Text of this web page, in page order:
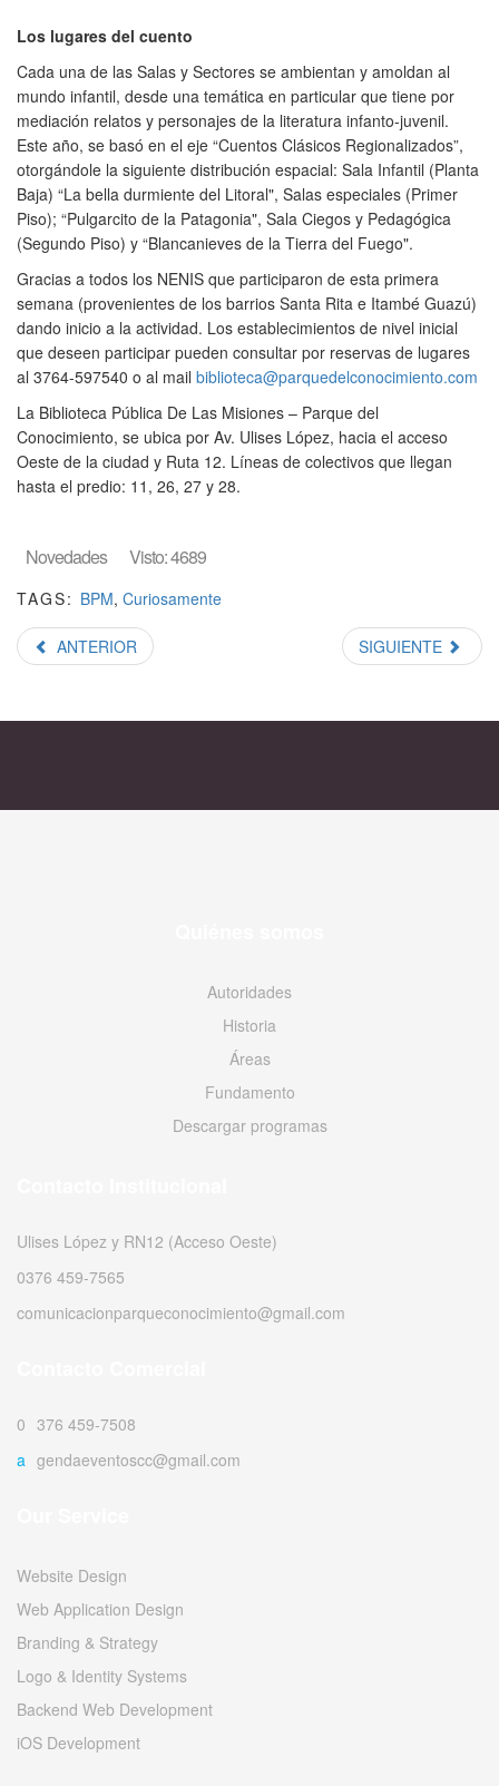
Los lugares del cuento
Cada una de las Salas y Sectores se ambientan y amoldan al
mundo infantil, desde una temática en particular que tiene por
mediación relatos y personajes de la literatura infanto-juvenil.
Este año, se basó en el eje “Cuentos Clásicos Regionalizados”,
otorgándole la siguiente distribución espacial: Sala Infantil (Planta
Baja) “La bella durmiente del Litoral", Salas especiales (Primer
Piso); “Pulgarcito de la Patagonia", Sala Ciegos y Pedagógica
(Segundo Piso) y “Blancanieves de la Tierra del Fuego".
Gracias a todos los NENIS que participaron de esta primera
semana (provenientes de los barrios Santa Rita e Itambé Guazú)
dando inicio a la actividad. Los establecimientos de nivel inicial
que deseen participar pueden consultar por reservas de lugares
al 3764-597540 o al mail biblioteca@parquedelconocimiento.com
La Biblioteca Pública De Las Misiones – Parque del
Conocimiento, se ubica por Av. Ulises López, hacia el acceso
Oeste de la ciudad y Ruta 12. Líneas de colectivos que llegan
hasta el predio: 11, 26, 27 y 28.
Novedades Visto: 4689
TAGS: BPM, Curiosamente
ANTERIOR SIGUIENTE
Autoridades
Historia
Áreas
Fundamento
Descargar programas
Ulises López y RN12 (Acceso Oeste)
0376 459-7565
comunicacionparqueconocimiento@gmail.com
0376 459-7508
agendaeventoscc@gmail.com
Website Design
Web Application Design
Branding & Strategy
Logo & Identity Systems
Backend Web Development
iOS Development